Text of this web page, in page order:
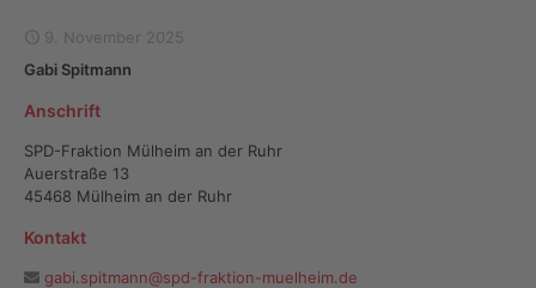
9. November 2025
Gabi Spitmann
Anschrift
SPD-Fraktion Mülheim an der Ruhr
Auerstraße 13
45468 Mülheim an der Ruhr
Kontakt
gabi.spitmann@spd-fraktion-muelheim.de